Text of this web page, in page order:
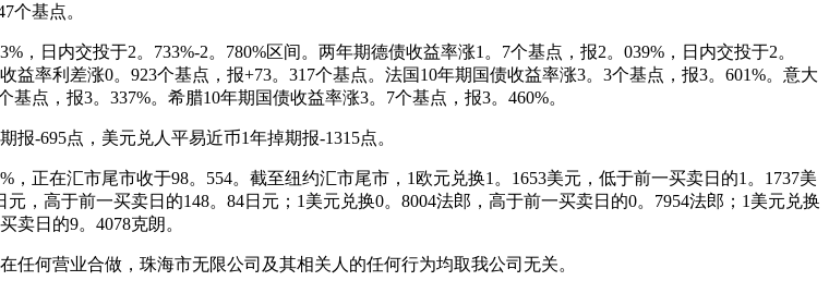
个基点。
日内交投于2。733%-2。780%区间。两年期德债收益率涨1。7个基点，报2。039%，日内交投于2。
益率利差涨0。923个基点，报+73。317个基点。法国10年期国债收益率涨3。3个基点，报3。601%。意大
点，报3。337%。希腊10年期国债收益率涨3。7个基点，报3。460%。
-695点，美元兑人平易近币1年掉期报-1315点。
在汇市尾市收于98。554。截至纽约汇市尾市，1欧元兑换1。1653美元，低于前一买卖日的1。1737美
，高于前一买卖日的148。84日元；1美元兑换0。8004法郎，高于前一买卖日的0。7954法郎；1美元兑换
卖日的9。4078克朗。
何营业合做，珠海市无限公司及其相关人的任何行为均取我公司无关。